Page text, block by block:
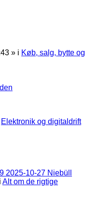
» i Køb, salg, bytte og
Elektronik og digitaldrift
2025-10-27 Niebüll
Alt om de rigtige